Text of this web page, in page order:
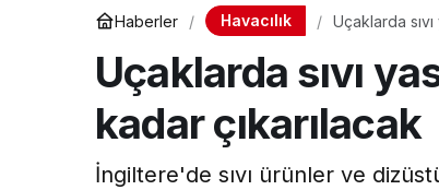
Haberler Havacılık Uçaklarda
Uçaklarda sıvı
kadar çıkarılacak
İngiltere'de sıvı ürünler ve